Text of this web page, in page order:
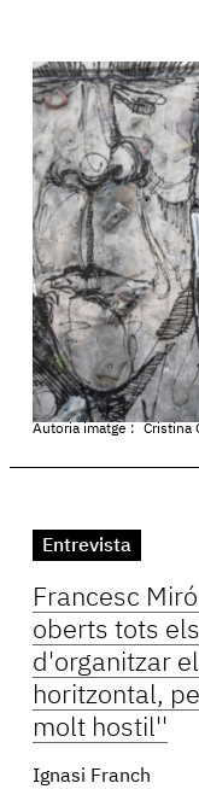
Autoria imatge : Cristina
Entrevista
Francesc
oberts tots
d'organitzar
horitzontal,
molt hostil''
Ignasi Franch